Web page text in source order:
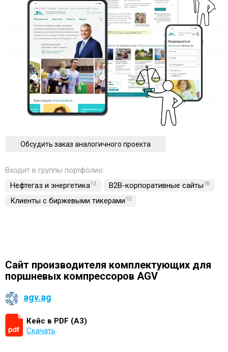
Обсудить заказ аналогичного проекта
Входит в группы портфолио:
Нефтегаз и энергетика13 B2B-корпоративные сайты18
Клиенты с биржевыми тикерами10
Сайт производителя комплектующих для
поршневых компрессоров AGV
agv.ag
Кейс в PDF (А3)
Скачать